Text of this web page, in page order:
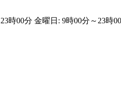
00分 金曜日: 9時00分～23時